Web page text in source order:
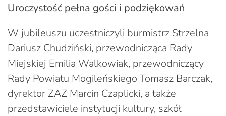
Uroczystość pełna gości i podziękowań
W jubileuszu uczestniczyli burmistrz Strzelna
Dariusz Chudziński, przewodnicząca Rady
Miejskiej Emilia Walkowiak, przewodniczący
Rady Powiatu Mogileńskiego Tomasz Barczak,
dyrektor ZAZ Marcin Czaplicki, a także
przedstawiciele instytucji kultury, szkół